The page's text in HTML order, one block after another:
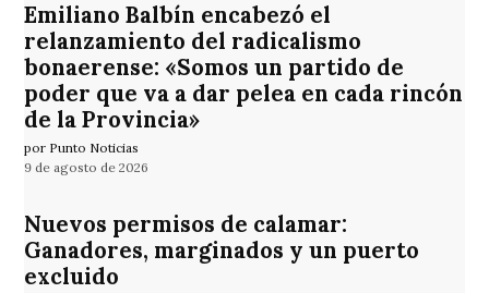
Emiliano Balbín encabezó el
relanzamiento del radicalismo
bonaerense: «Somos un partido de
poder que va a dar pelea en cada rincón
de la Provincia»
por Punto Noticias
9 de agosto de 2026
Nuevos permisos de calamar:
Ganadores, marginados y un puerto
excluido